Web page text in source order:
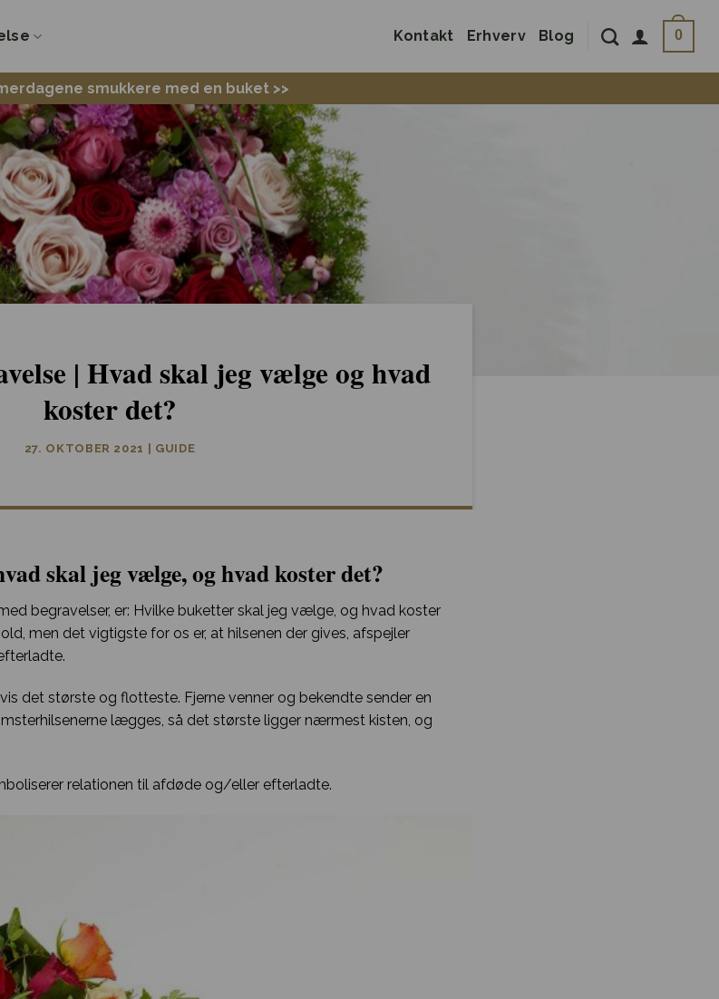
Kontakt Erhverv Blog 0
smukkere med en buket >>
| Hvad skal jeg vælge og hvad
koster det?
27. OKTOBER 2021 | GUIDE
skal jeg vælge, og hvad koster det?
begravelser, er: Hvilke buketter skal jeg vælge, og hvad koster
men det vigtigste for os er, at hilsenen der gives, afspejler
det største og flotteste. Fjerne venner og bekendte sender en
lægges, så det største ligger nærmest kisten, og
relationen til afdøde og/eller efterladte.